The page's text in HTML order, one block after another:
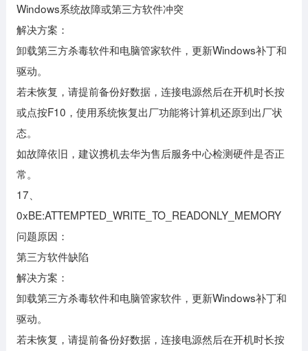
Windows系统故障或第三方软件冲突
解决方案：
卸载第三方杀毒软件和电脑管家软件，更新Windows补丁和
驱动。
若未恢复，请提前备份好数据，连接电源然后在开机时长按
或点按F10，使用系统恢复出厂功能将计算机还原到出厂状
态。
如故障依旧，建议携机去华为售后服务中心检测硬件是否正
常。
17、
0xBE:ATTEMPTED_WRITE_TO_READONLY_MEMORY
问题原因：
第三方软件缺陷
解决方案：
卸载第三方杀毒软件和电脑管家软件，更新Windows补丁和
驱动。
若未恢复，请提前备份好数据，连接电源然后在开机时长按